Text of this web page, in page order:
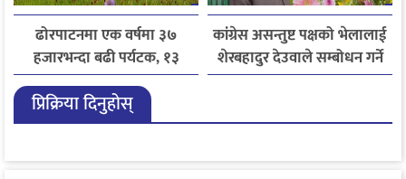
ढोरपाटनमा एक वर्षमा ३७
हजारभन्दा बढी पर्यटक, १३
हजारले बढ्यो आगमन
कांग्रेस असन्तुष्ट पक्षको भेलालाई
शेरबहादुर देउवाले सम्बोधन गर्ने
प्रिक्रिया दिनुहोस्